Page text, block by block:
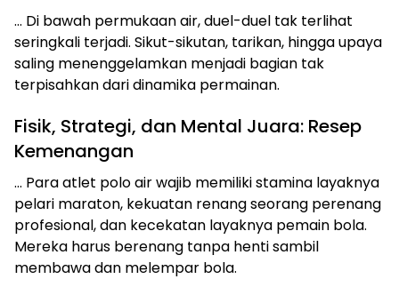
… Di bawah permukaan air, duel-duel tak terlihat
seringkali terjadi. Sikut-sikutan, tarikan, hingga upaya
saling menenggelamkan menjadi bagian tak
terpisahkan dari dinamika permainan.
Fisik, Strategi, dan Mental Juara: Resep
Kemenangan
… Para atlet polo air wajib memiliki stamina layaknya
pelari maraton, kekuatan renang seorang perenang
profesional, dan kecekatan layaknya pemain bola.
Mereka harus berenang tanpa henti sambil
membawa dan melempar bola.